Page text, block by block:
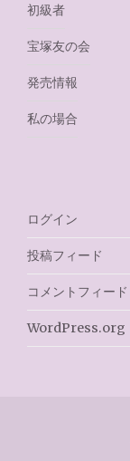
初級者
宝塚友の会
発売情報
私の場合
ログイン
投稿フィード
コメントフィード
WordPress.org